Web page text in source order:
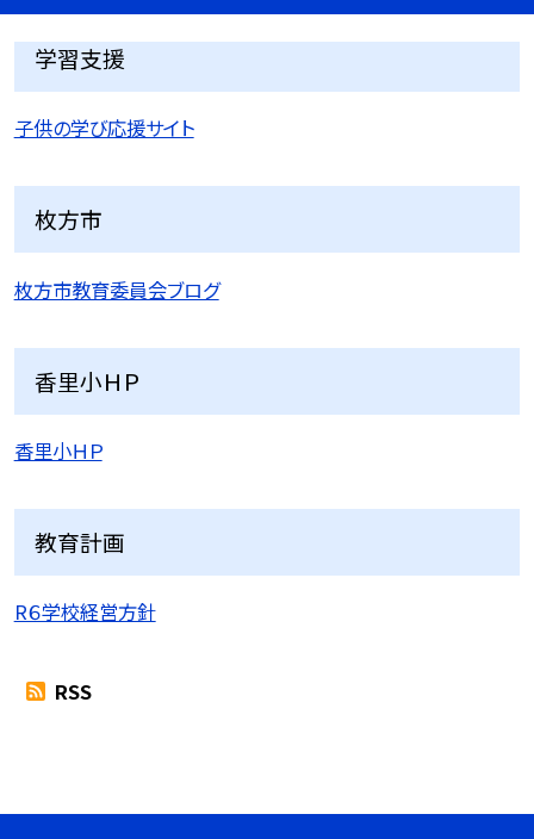
学習支援
子供の学び応援サイト
枚方市
枚方市教育委員会ブログ
香里小ＨＰ
香里小ＨＰ
教育計画
R６学校経営方針
RSS